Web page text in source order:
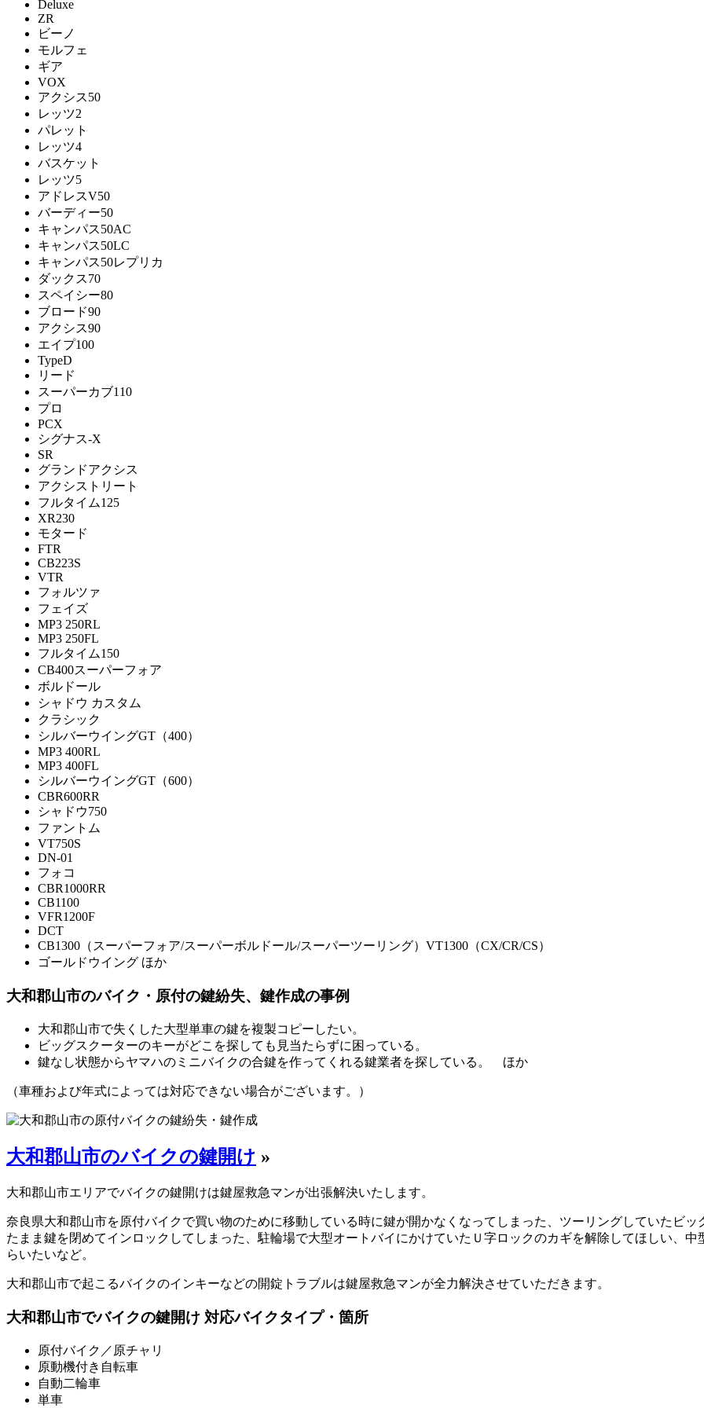
Deluxe
ZR
ビーノ
モルフェ
ギア
VOX
アクシス50
レッツ2
パレット
レッツ4
バスケット
レッツ5
アドレスV50
バーディー50
キャンパス50AC
キャンパス50LC
キャンパス50レプリカ
ダックス70
スペイシー80
ブロード90
アクシス90
エイプ100
TypeD
リード
スーパーカブ110
プロ
PCX
シグナス-X
SR
グランドアクシス
アクシストリート
フルタイム125
XR230
モタード
FTR
CB223S
VTR
フォルツァ
フェイズ
MP3 250RL
MP3 250FL
フルタイム150
CB400スーパーフォア
ボルドール
シャドウ カスタム
クラシック
シルバーウイングGT（400）
MP3 400RL
MP3 400FL
シルバーウイングGT（600）
CBR600RR
シャドウ750
ファントム
VT750S
DN-01
フォコ
CBR1000RR
CB1100
VFR1200F
DCT
CB1300（スーパーフォア/スーパーボルドール/スーパーツーリング）VT1300（CX/CR/CS）
ゴールドウイング ほか
大和郡山市のバイク・原付の鍵紛失、鍵作成の事例
大和郡山市で失くした大型単車の鍵を複製コピーしたい。
ビッグスクーターのキーがどこを探しても見当たらずに困っている。
鍵なし状態からヤマハのミニバイクの合鍵を作ってくれる鍵業者を探している。 ほか
（車種および年式によっては対応できない場合がございます。）
大和郡山市のバイクの鍵開け »
大和郡山市エリアでバイクの鍵開けは鍵屋救急マンが出張解決いたします。
奈良県大和郡山市を原付バイクで買い物のために移動している時に鍵が開かなくなってしまった、ツーリングしていたビ
たまま鍵を閉めてインロックしてしまった、駐輪場で大型オートバイにかけていたＵ字ロックのカギを解除してほしい、
らいたいなど。
大和郡山市で起こるバイクのインキーなどの開錠トラブルは鍵屋救急マンが全力解決させていただきます。
大和郡山市でバイクの鍵開け 対応バイクタイプ・箇所
原付バイク／原チャリ
原動機付き自転車
自動二輪車
単車